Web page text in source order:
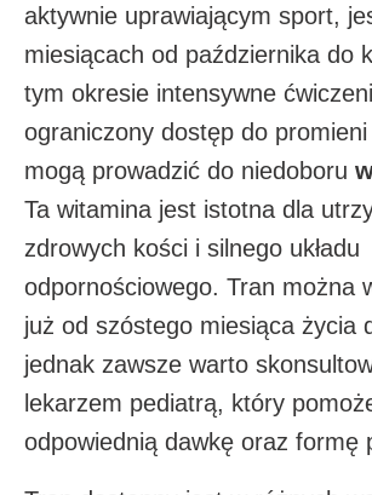
aktywnie uprawiającym sport,
miesiącach od października do
tym okresie intensywne
ograniczony dostęp do promieni
mogą prowadzić do niedoboru
Ta witamina jest istotna dla
zdrowych kości i silnego układu
odpornościowego. Tran można
już od szóstego miesiąca życia
jednak zawsze warto
lekarzem pediatrą, który
odpowiednią dawkę oraz formę